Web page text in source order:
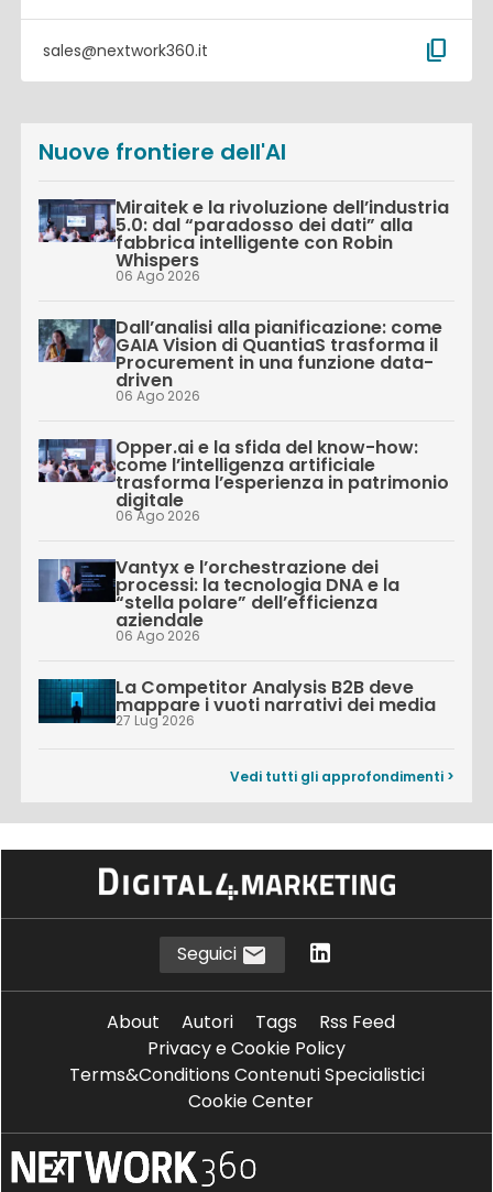
sales@nextwork360.it content_copy
Nuove frontiere dell'AI
Miraitek e la rivoluzione dell’industria
5.0: dal “paradosso dei dati” alla
fabbrica intelligente con Robin
Whispers
06 Ago 2026
Dall’analisi alla pianificazione: come
GAIA Vision di QuantiaS trasforma il
Procurement in una funzione data-
driven
06 Ago 2026
Opper.ai e la sfida del know-how:
come l’intelligenza artificiale
trasforma l’esperienza in patrimonio
digitale
06 Ago 2026
Vantyx e l’orchestrazione dei
processi: la tecnologia DNA e la
“stella polare” dell’efficienza
aziendale
06 Ago 2026
La Competitor Analysis B2B deve
mappare i vuoti narrativi dei media
27 Lug 2026
Vedi tutti gli approfondimenti >
Seguici
About Autori Tags
Rss Feed
Privacy e Cookie Policy
Terms&Conditions Contenuti Specialistici
Cookie Center